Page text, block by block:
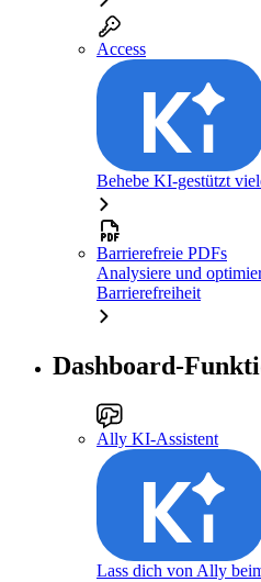
Access
Behebe KI-gestützt
Barrierefreie PDFs
Analysiere und
Barrierefreiheit
Dashboard-
Ally KI-Assistent
Lass dich von Ally